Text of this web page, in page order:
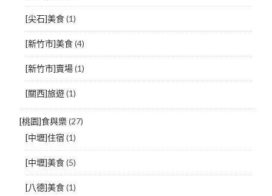
[尖石]美食(1)
[新竹市]美食(4)
[新竹市]賣場(1)
[關西]旅遊(1)
[桃園]食與樂(27)
[中壢]住宿 (1)
[中壢]美食(5)
[八德]美食(1)